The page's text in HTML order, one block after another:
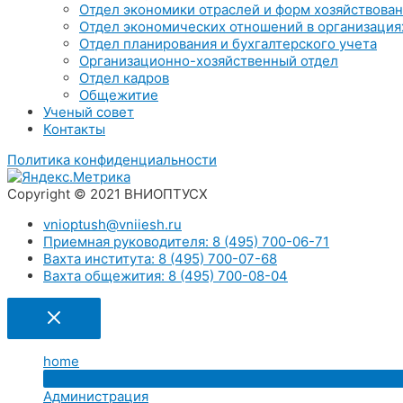
Отдел экономики отраслей и форм
Отдел экономических отношений в
Отдел планирования и бухгалтерского учета
Организационно-хозяйственный отдел
Отдел кадров
Общежитие
Ученый совет
Контакты
Политика конфиденциальности
Copyright © 2021 ВНИОПТУСХ
vnioptush@vniiesh.ru
Приемная руководителя: 8 (495) 700-06-71
Вахта института: 8 (495) 700-07-68
Вахта общежития: 8 (495) 700-08-04
home
Администрация